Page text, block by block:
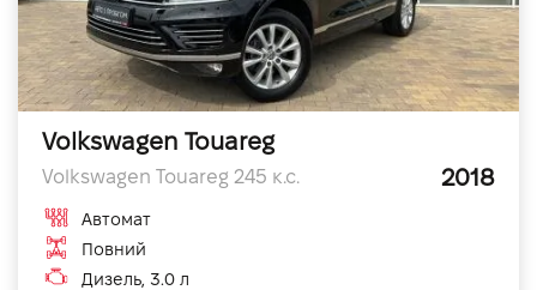
Volkswagen Touareg
Volkswagen Touareg 245 к.с. 2018
Автомат
Повний
Дизель, 3.0 л